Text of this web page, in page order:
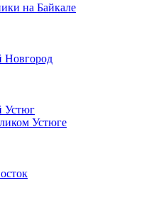
на Байкале
Новгород
Устюг
Устюге